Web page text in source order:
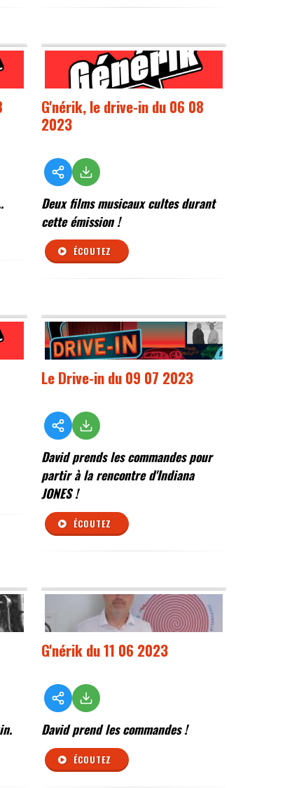
G'nérik, le drive-in du 06 08
2023
Deux films musicaux cultes durant
cette émission !
ÉCOUTEZ
Le Drive-in du 09 07 2023
David prends les commandes pour
partir à la rencontre d'Indiana
JONES !
ÉCOUTEZ
G'nérik du 11 06 2023
David prend les commandes !
ÉCOUTEZ